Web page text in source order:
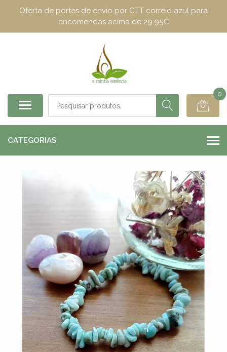
Oferta de portes de envio por CTT correio azul para
encomendas acima de 29.95€
0
CATEGORIAS